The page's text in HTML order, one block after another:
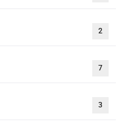
2
7
3